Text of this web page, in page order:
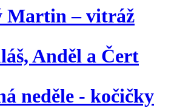
Martin – vitráž
Anděl a Čert
neděle - kočičky